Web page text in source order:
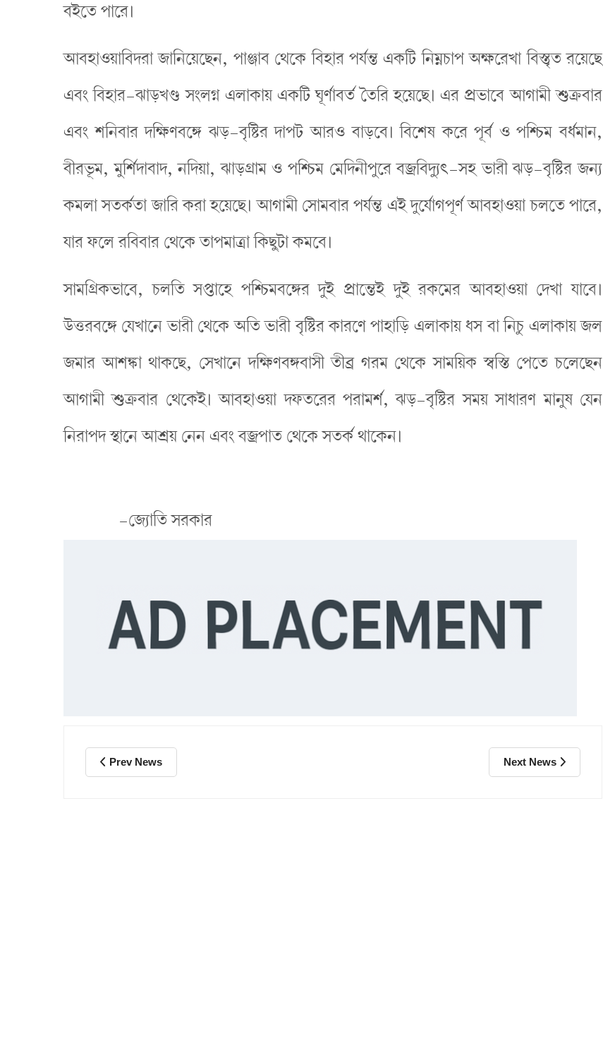
বইতে পারে।
আবহাওয়াবিদরা জানিয়েছেন, পাঞ্জাব থেকে বিহার পর্যন্ত একটি নিম্নচাপ অক্ষরেখা বিস্তৃত রয়েছে
এবং বিহার-ঝাড়খণ্ড সংলগ্ন এলাকায় একটি ঘূর্ণাবর্ত তৈরি হয়েছে। এর প্রভাবে আগামী শুক্রবার
এবং শনিবার দক্ষিণবঙ্গে ঝড়-বৃষ্টির দাপট আরও বাড়বে। বিশেষ করে পূর্ব ও পশ্চিম বর্ধমান,
বীরভূম, মুর্শিদাবাদ, নদিয়া, ঝাড়গ্রাম ও পশ্চিম মেদিনীপুরে বজ্রবিদ্যুৎ-সহ ভারী ঝড়-বৃষ্টির জন্য
কমলা সতর্কতা জারি করা হয়েছে। আগামী সোমবার পর্যন্ত এই দুর্যোগপূর্ণ আবহাওয়া চলতে পারে,
যার ফলে রবিবার থেকে তাপমাত্রা কিছুটা কমবে।
সামগ্রিকভাবে, চলতি সপ্তাহে পশ্চিমবঙ্গের দুই প্রান্তেই দুই রকমের আবহাওয়া দেখা যাবে।
উত্তরবঙ্গে যেখানে ভারী থেকে অতি ভারী বৃষ্টির কারণে পাহাড়ি এলাকায় ধস বা নিচু এলাকায় জল
জমার আশঙ্কা থাকছে, সেখানে দক্ষিণবঙ্গবাসী তীব্র গরম থেকে সাময়িক স্বস্তি পেতে চলেছেন
আগামী শুক্রবার থেকেই। আবহাওয়া দফতরের পরামর্শ, ঝড়-বৃষ্টির সময় সাধারণ মানুষ যেন
নিরাপদ স্থানে আশ্রয় নেন এবং বজ্রপাত থেকে সতর্ক থাকেন।
-জ্যোতি সরকার
Prev News Next News